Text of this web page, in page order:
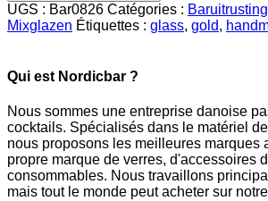
UGS : Bar0826 Catégories :
Mixglazen Étiquettes : glass, gold,
Qui est Nordicbar ?
Nous sommes une entreprise danoise
cocktails. Spécialisés dans le matériel
nous proposons les meilleures marques
propre marque de verres, d'accessoires
consommables. Nous travaillons
mais tout le monde peut acheter sur